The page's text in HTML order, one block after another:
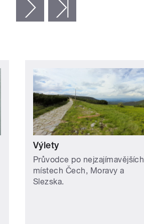
následující ›
Výlety
Průvodce po nejzajímavějších
místech Čech, Moravy a
Slezska.